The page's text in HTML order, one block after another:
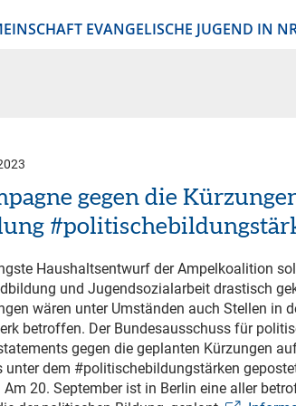
EVANGELISCHE JUGEND IN
gegen die
Haushaltsentwurf der Ampelkoalition
und Jugendsozialarbeit drastisch
wären unter Umständen auch Stellen in
betroffen. Der Bundesausschuss für
gegen die geplanten Kürzungen
unter dem #politischebildungstärken
Am 20. September ist in Berlin eine aller